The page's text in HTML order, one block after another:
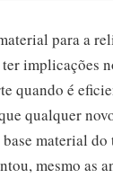
para a
implicações
quando é
qualquer
material
mesmo as